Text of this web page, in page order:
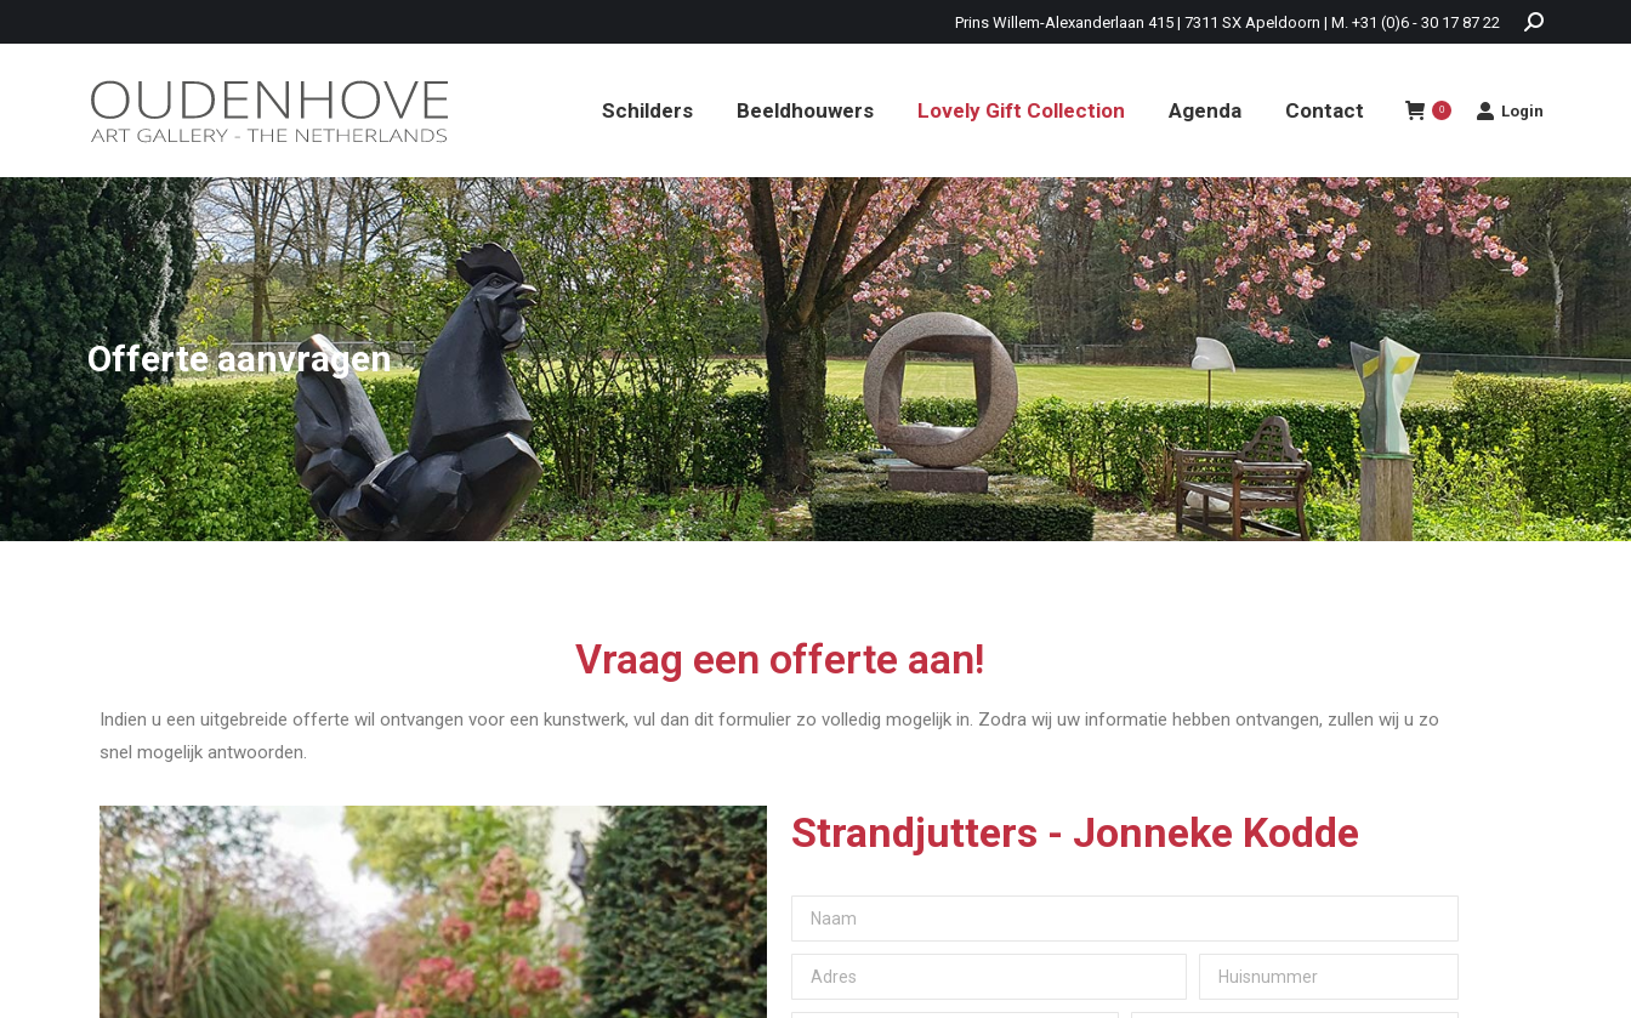
Prins Willem-Alexanderlaan 415 | 7311 SX Apeldoorn | M. +31 (0)6 - 30 17 87 22
Schilders Beeldhouwers Lovely Gift Collection Agenda Contact 0 Login
Offerte aanvragen
Vraag een offerte aan!
Indien u een uitgebreide offerte wil ontvangen voor een kunstwerk, vul dan dit formulier zo volledig mogelijk in. Zodra wij uw informatie hebben ontvangen, zullen wij u zo
snel mogelijk antwoorden.
Strandjutters - Jonneke Kodde
Schilders Beeldhouwers Lovely Gift Collection Agenda Contact Login